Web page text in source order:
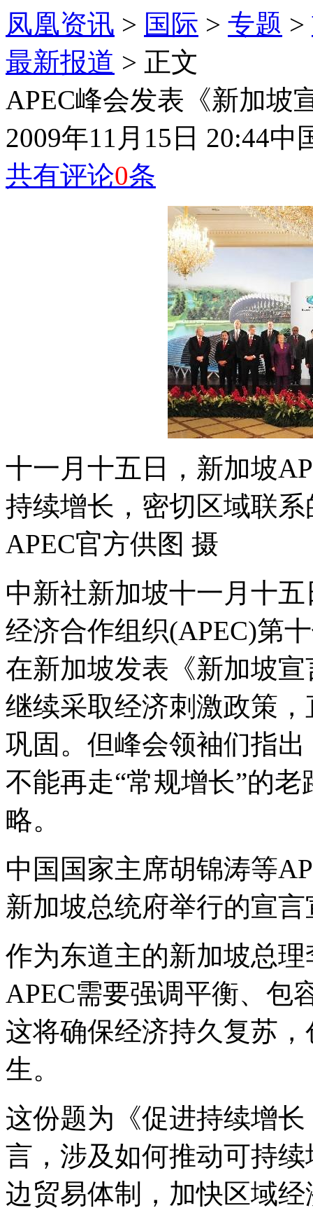
凤凰资讯 > 国际 > 专题 >
最新报道 > 正文
APEC峰会发表《新加坡
2009年11月15日 20:44中
共有评论0条
十一月十五日，新加坡
持续增长，密切区域联
APEC官方供图 摄
中新社新加坡十一月十
经济合作组织(APEC)第
在新加坡发表《新加坡
继续采取经济刺激政策
巩固。但峰会领袖们指
不能再走“常规增长”的
略。
中国国家主席胡锦涛等
新加坡总统府举行的宣
作为东道主的新加坡总
APEC需要强调平衡、包
这将确保经济持久复苏
生。
这份题为《促进持续增
言，涉及如何推动可持
边贸易体制，加快区域